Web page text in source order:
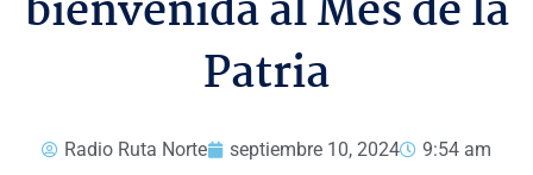
bienvenida al Mes de la
Patria
Radio Ruta Norte septiembre 10, 2024
9:54 am